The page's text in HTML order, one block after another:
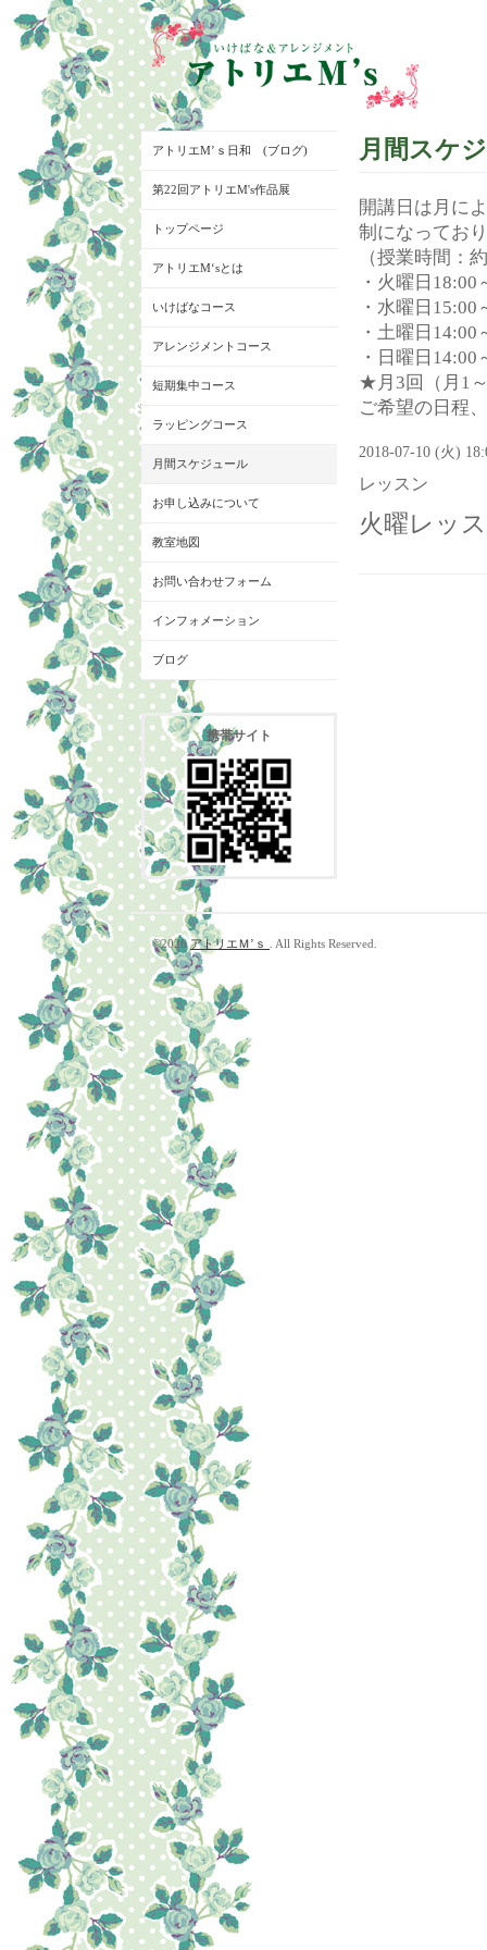
月間スケ
開講日は月に
制になってお
（授業時間：
・火曜日18:00
・水曜日15:00
・土曜日14:00
・日曜日14:00
★月3回（月1
ご希望の日程
2018-07-10 (火)
レッスン
火曜レッ
アトリエM’ｓ日和 (ブログ)
第22回アトリエM's作品展
トップページ
アトリエM‘sとは
いけばなコース
アレンジメントコース
短期集中コース
ラッピングコース
月間スケジュール
お申し込みについて
教室地図
お問い合わせフォーム
インフォメーション
ブログ
携帯サイト
©2026アトリエＭ’ｓ . All Rights Reserved.